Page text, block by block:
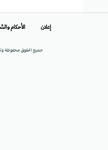
جميع الحقوق محفوظة
إعلان الأحكام